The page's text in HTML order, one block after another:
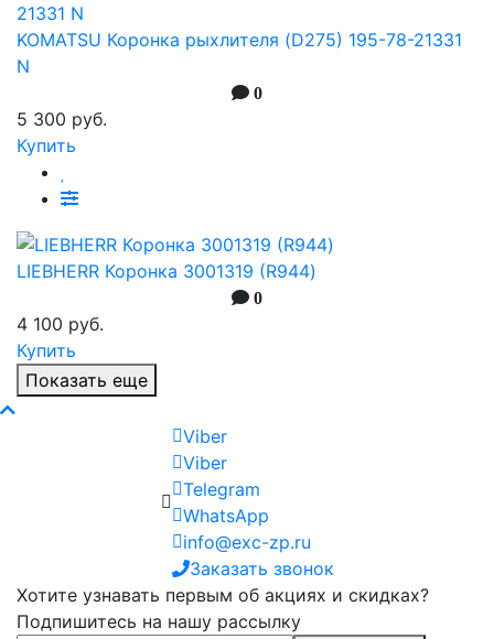
KOMATSU Коронка рыхлителя (D275) 195-78-21331
N
0
5 300 руб.
Купить
LIEBHERR Коронка 3001319 (R944)
0
4 100 руб.
Купить
Показать еще
Viber
Viber
Telegram
WhatsApp
info@exc-zp.ru
Заказать звонок
Хотите узнавать первым об акциях и скидках?
Подпишитесь на нашу рассылку